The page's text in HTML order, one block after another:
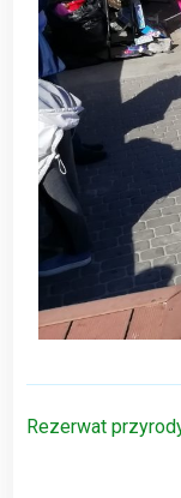
Nawigacja
Rezerwat